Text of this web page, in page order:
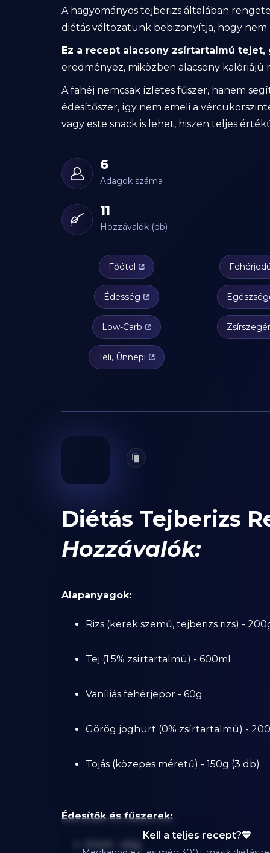
A hagyományos tejberizs általában
diétás változatunk bebizonyítja, hogy
Ez a recept alacsony zsírtartalmú
eredményez, miközben alacsony kalóriájú
A fahéj nemcsak ízletes fűszer, hanem
édesítőszer, így nem emeli a
vagy este snack is lehet, hiszen teljes
6
Adagok száma
11
Hozzávalók (db)
Főétel
Édesség
Low-Carb
Téli, Ünnepi
Diétás Tejberizs
Hozzávalók:
Alapanyagok:
Rizs (kerek szemű, tejberizs rizs) -
Tej (1.5% zsírtartalmú) - 600ml
Vaníliás fehérjepor - 60g
Görög joghurt (0% zsírtartalmú) -
Tojás (közepes méretű) - 150g (3 db)
Édesítők és fűszerek:
Kell a teljes recept?💙